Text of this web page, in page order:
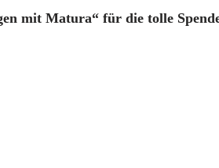
mit Matura“ für die tolle